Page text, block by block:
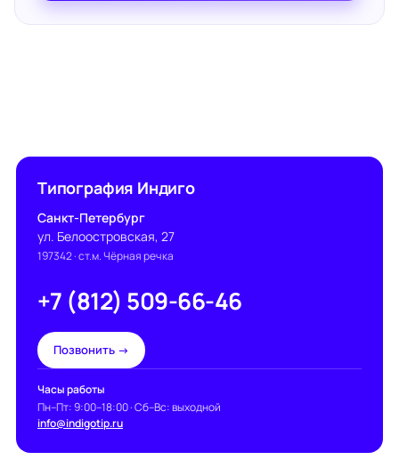
Типография Индиго
Санкт-Петербург
ул. Белоостровская, 27
197342· ст.м. Чёрная речка
+7 (812) 509-66-46
Позвонить →
Часы работы
Пн–Пт: 9:00–18:00 · Сб–Вс: выходной
info@indigotip.ru